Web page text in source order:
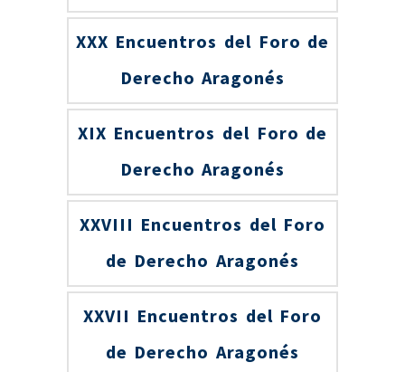
XXX Encuentros del Foro de
Derecho Aragonés
XIX Encuentros del Foro de
Derecho Aragonés
XXVIII Encuentros del Foro
de Derecho Aragonés
XXVII Encuentros del Foro
de Derecho Aragonés